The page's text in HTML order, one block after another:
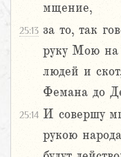
мщение,
25:13 за то, так
руку Мою на
людей и
Фемана до
25:14 И совершу
рукою